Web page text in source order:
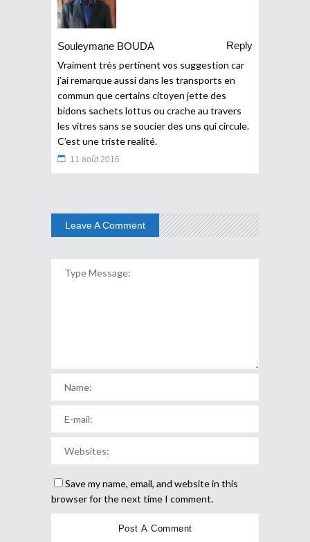
Souleymane BOUDA
Reply
Vraiment très pertinent vos suggestion car
j’ai remarque aussi dans les transports en
commun que certains citoyen jette des
bidons sachets lottus ou crache au travers
les vitres sans se soucier des uns qui circule.
C’est une triste realité.
11 août 2016
Leave A Comment
Save my name, email, and website in this
browser for the next time I comment.